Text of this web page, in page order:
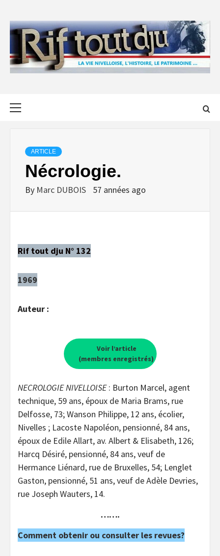
content
ARTICLE
Nécrologie.
By Marc DUBOIS 57 années ago
Rif tout dju N° 132
1969
Auteur :
Voir l’article
(membres enregistrés)
NECROLOGIE NIVELLOISE: Burton Marcel, agent
technique, 59 ans, époux de Maria Brams, rue
Delfosse, 73; Wanson Philippe, 12 ans, écolier,
Nivelles ; Lacoste Napoléon, pensionné, 84 ans,
époux de Edile Allart, av. Albert & Elisabeth, 126;
Harcq Désiré, pensionné, 84 ans, veuf de
Hermance Liénard, rue de Bruxelles, 54; Lenglet
Gaston, pensionné, 51 ans, veuf de Adèle Devries,
rue Joseph Wauters, 14.
…….
Comment obtenir ou consulter les revues?